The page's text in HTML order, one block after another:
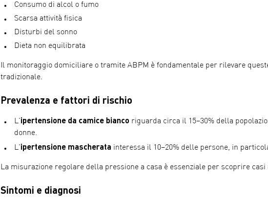
Consumo di alcol o fumo
Scarsa attività fisica
Disturbi del sonno
Dieta non equilibrata
Il monitoraggio domiciliare o tramite ABPM è fondamentale per rilevare
tradizionale.
Prevalenza e fattori di rischio
L'ipertensione da camice bianco riguarda circa il 15–30% della
donne.
L'ipertensione mascherata interessa il 10–20% delle persone, in
La misurazione regolare della pressione a casa è essenziale per scoprire casi
Sintomi e diagnosi